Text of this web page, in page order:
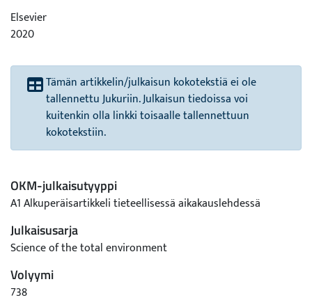
Elsevier
2020
Tämän artikkelin/julkaisun kokotekstiä ei ole
tallennettu Jukuriin. Julkaisun tiedoissa voi
kuitenkin olla linkki toisaalle tallennettuun
kokotekstiin.
OKM-julkaisutyyppi
A1 Alkuperäisartikkeli tieteellisessä aikakauslehdessä
Julkaisusarja
Science of the total environment
Volyymi
738